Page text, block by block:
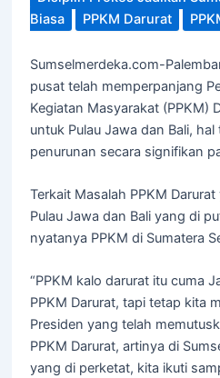
Biasa
PPKM Darurat
Sumselmerdeka.com-
pusat telah memperpanjang
Kegiatan Masyarakat (PPKM)
untuk Pulau Jawa dan Bali,
penurunan secara signifikan
Terkait Masalah PPKM
Pulau Jawa dan Bali yang di
nyatanya PPKM di Sumatera
“PPKM kalo darurat itu cuma
PPKM Darurat, tapi tetap kita
Presiden yang telah
PPKM Darurat, artinya di
yang di perketat, kita ikuti